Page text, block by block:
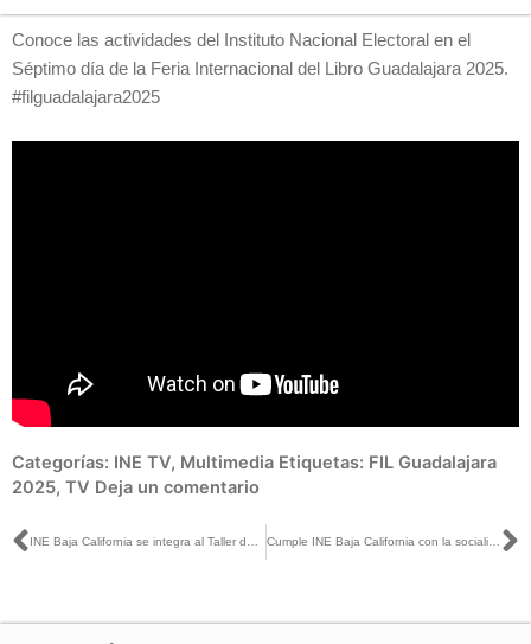
Conoce las actividades del Instituto Nacional Electoral en el
Séptimo día de la Feria Internacional del Libro Guadalajara 2025.
#filguadalajara2025
Categorías: INE TV, Multimedia Etiquetas: FIL Guadalajara
2025, TV Deja un comentario
Ant Cumple INE Baja California con la socialización de Resultados de la Consulta Infantil y Juvenil 2024